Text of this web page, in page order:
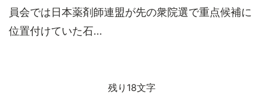
員会では日本薬剤師連盟が先の衆院選で重点候補に
位置付けていた石...
残り18文字